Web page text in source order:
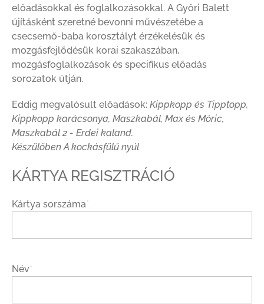
előadásokkal és foglalkozásokkal. A Győri Balett
újításként szeretné bevonni művészetébe a
csecsemő-baba korosztályt érzékelésük és
mozgásfejlődésük korai szakaszában,
mozgásfoglalkozások és specifikus előadás
sorozatok útján.
Eddig megvalósult előadások: Kippkopp és Tipptopp,
Kippkopp karácsonya, Maszkabál, Max és Móric,
Maszkabál 2 - Erdei kaland.
Készülőben A kockásfülű nyúl
KÁRTYA REGISZTRÁCIÓ
Kártya sorszáma*
Név*